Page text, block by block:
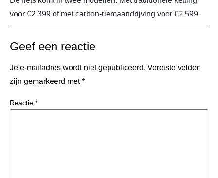
voor €2.399 of met carbon-riemaandrijving voor €2.599.
Geef een reactie
Je e-mailadres wordt niet gepubliceerd. Vereiste velden
zijn gemarkeerd met*
Reactie *